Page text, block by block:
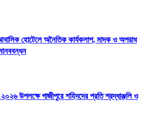
আবাসিক হোটেলে অনৈতিক কার্যকলাপ, মাদক ও অপরাধ
মানববন্ধন
উপলক্ষে গাজীপুরে শহিদদের প্রতি শ্রদ্ধাঞ্জলি ও